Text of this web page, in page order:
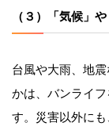
（３）「気候」
台風や大雨、地
かは、バンライ
す。災害以外に